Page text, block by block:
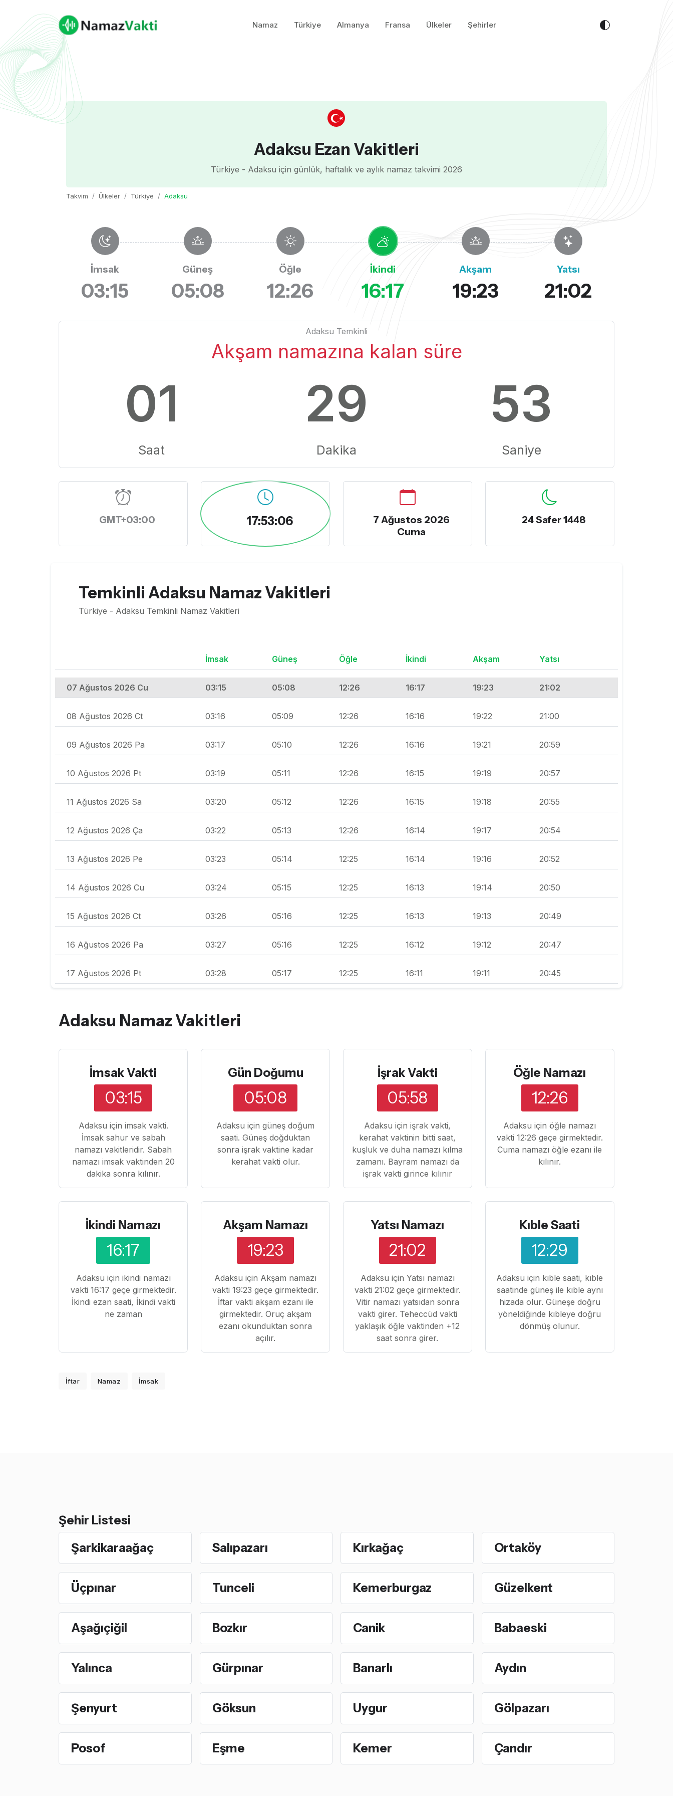
Namaz Türkiye Almanya Fransa Ülkeler Şehirler
Adaksu Ezan Vakitleri
Türkiye - Adaksu için günlük, haftalık ve aylık namaz takvimi 2026
Takvim Ülkeler Türkiye Adaksu
İmsak
03:15
Güneş
05:08
Öğle
12:26
İkindi
16:17
Akşam
19:23
Yatsı
21:02
Adaksu Temkinli
Akşam namazına kalan süre
01
Saat
29
Dakika
52
Saniye
GMT+03:00 17:53:07
7 Ağustos 2026
Cuma
24 Safer 1448
Temkinli Adaksu Namaz Vakitleri
Türkiye - Adaksu Temkinli Namaz Vakitleri
İmsak Güneş Öğle İkindi Akşam Yatsı
07 Ağustos 2026 Cu 03:15 05:08 12:26 16:17 19:23 21:02
08 Ağustos 2026 Ct 03:16 05:09 12:26 16:16 19:22 21:00
09 Ağustos 2026 Pa 03:17 05:10 12:26 16:16 19:21 20:59
10 Ağustos 2026 Pt 03:19 05:11 12:26 16:15 19:19 20:57
11 Ağustos 2026 Sa 03:20 05:12 12:26 16:15 19:18 20:55
12 Ağustos 2026 Ça 03:22 05:13 12:26 16:14 19:17 20:54
13 Ağustos 2026 Pe 03:23 05:14 12:25 16:14 19:16 20:52
14 Ağustos 2026 Cu 03:24 05:15 12:25 16:13 19:14 20:50
15 Ağustos 2026 Ct 03:26 05:16 12:25 16:13 19:13 20:49
16 Ağustos 2026 Pa 03:27 05:16 12:25 16:12 19:12 20:47
17 Ağustos 2026 Pt 03:28 05:17 12:25 16:11 19:11 20:45
Adaksu Namaz Vakitleri
İmsak Vakti
03:15
Adaksu için imsak vakti.
İmsak sahur ve sabah
namazı vakitleridir. Sabah
namazı imsak vaktinden 20
dakika sonra kılınır.
Gün Doğumu
05:08
Adaksu için güneş doğum
saati. Güneş doğduktan
sonra işrak vaktine kadar
kerahat vakti olur.
İşrak Vakti
05:58
Adaksu için işrak vakti,
kerahat vaktinin bitti saat,
kuşluk ve duha namazı kılma
zamanı. Bayram namazı da
işrak vakti girince kılınır
Öğle Namazı
12:26
Adaksu için öğle namazı
vakti 12:26 geçe girmektedir.
Cuma namazı öğle ezanı ile
kılınır.
İkindi Namazı
16:17
Adaksu için ikindi namazı
vakti 16:17 geçe girmektedir.
İkindi ezan saati, İkindi vakti
ne zaman
Akşam Namazı
19:23
Adaksu için Akşam namazı
vakti 19:23 geçe girmektedir.
İftar vakti akşam ezanı ile
girmektedir. Oruç akşam
ezanı okunduktan sonra
açılır.
Yatsı Namazı
21:02
Adaksu için Yatsı namazı
vakti 21:02 geçe girmektedir.
Vitir namazı yatsıdan sonra
vakti girer. Teheccüd vakti
yaklaşık öğle vaktinden +12
saat sonra girer.
Kıble Saati
12:29
Adaksu için kıble saati, kıble
saatinde güneş ile kıble aynı
hizada olur. Güneşe doğru
yöneldiğinde kıbleye doğru
dönmüş olunur.
İftar Namaz İmsak
Şehir Listesi
Şarkikaraağaç
Salıpazarı Kırkağaç Ortaköy
Üçpınar Tunceli Kemerburgaz Güzelkent
Aşağıçiğil Bozkır Canik Babaeski
Yalınca Gürpınar Banarlı Aydın
Şenyurt Göksun Uygur Gölpazarı
Posof Eşme Kemer Çandır